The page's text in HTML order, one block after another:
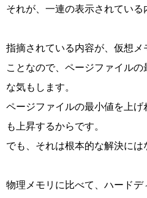
それが、一連の表示されている
指摘されている内容が、仮想メ
ことなので、ページファイルの
な気もします。
ページファイルの最小値を上
も上昇するからです。
でも、それは根本的な解決には
物理メモリに比べて、ハード